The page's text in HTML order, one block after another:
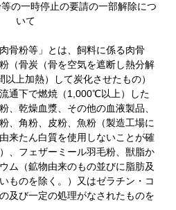
の一時停止の要請の一部解除につ
いて
骨粉等」とは、飼料に係る肉骨
（骨炭（骨を空気を遮断し熱分解
以上加熱）して炭化させたもの）
通下で燃焼（1,000℃以上）した
、乾燥血漿、その他の血液製品、
、角粉、皮粉、魚粉（製造工場に
来たん白質を使用しないことが確
、フェザーミール羽毛粉、獣脂か
ム（鉱物由来のもの並びに脂肪及
ものを除く。）又はゼラチン・コ
及び一定の処理がなされたものを